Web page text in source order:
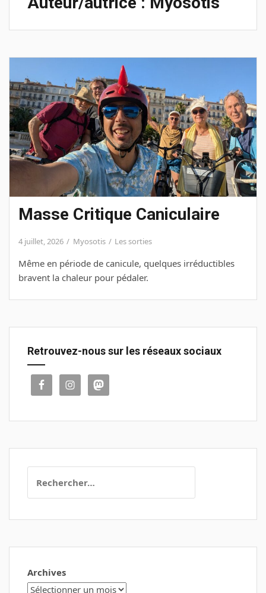
Masse Critique Caniculaire
4 juillet, 2026 Myosotis Les sorties
Même en période de canicule, quelques irréductibles
bravent la chaleur pour pédaler.
Retrouvez-nous sur les réseaux sociaux
Archives